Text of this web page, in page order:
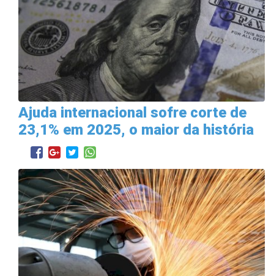
Ajuda internacional sofre corte de
23,1% em 2025, o maior da história